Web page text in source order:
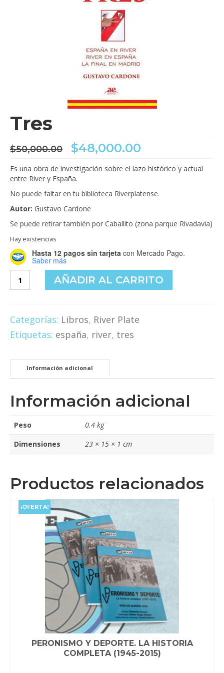
Tres
$50,000.00 El
precio
original
era:
$50,000.00.
$48,000.00
actual
$48,000.00.
Es una obra de investigación sobre el lazo histórico y actual
entre River y España.
No puede faltar en tu biblioteca Riverplatense.
Autor: Gustavo Cardone
Se puede retirar también por Caballito (zona parque Rivadavia)
Hay existencias
Hasta 12 pagos sin tarjeta con Mercado Pago.
Saber más
cantidad
AÑADIR AL CARRITO
Categorías: Libros, River Plate
Etiquetas: españa, river, tres
Información adicional
Información adicional
Peso
0.4 kg
Dimensiones
23 × 15 × 1 cm
Productos relacionados
¡OFERTA!
PERONISMO Y DEPORTE. LA HISTORIA
COMPLETA (1945-2015)